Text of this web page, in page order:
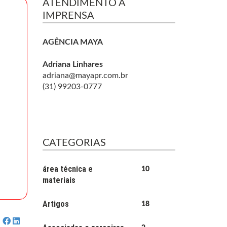
ATENDIMENTO À
IMPRENSA
AGÊNCIA MAYA
Adriana Linhares
adriana@mayapr.com.br
(31) 99203-0777
CATEGORIAS
área técnica e
materiais
10
Artigos 18